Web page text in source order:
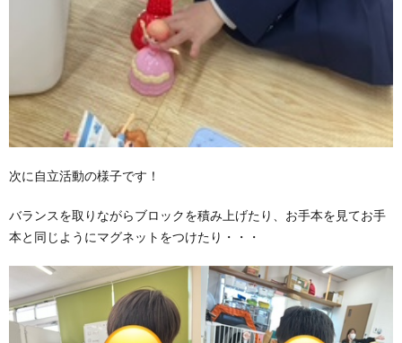
次に自立活動の様子です！
バランスを取りながらブロックを積み上げたり、お手本を見てお手
本と同じようにマグネットをつけたり・・・